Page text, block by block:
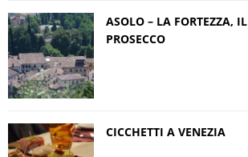
ASOLO – LA FORTEZZA,
PROSECCO
CICCHETTI A VENEZIA